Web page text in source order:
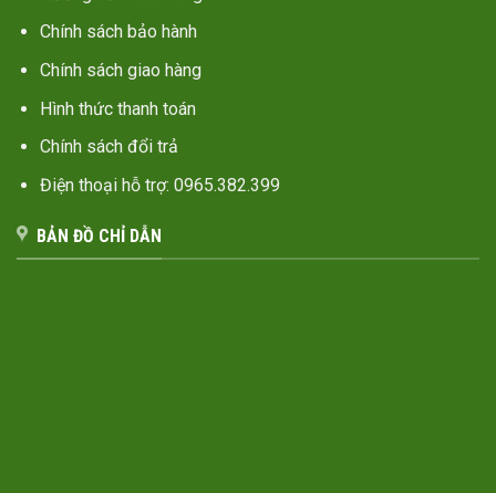
Chính sách bảo hành
Chính sách giao hàng
Hình thức thanh toán
Chính sách đổi trả
Điện thoại hỗ trợ: 0965.382.399
BẢN ĐỒ CHỈ DẪN